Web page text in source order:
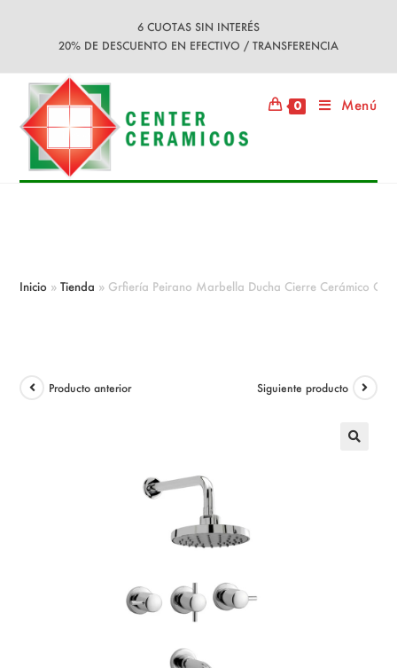
6 CUOTAS SIN INTERÉS
20% DE DESCUENTO EN EFECTIVO / TRANSFERENCIA
0 Menú
Inicio »Tienda » Grfiería Peirano Marbella Ducha Cierre Cerámico
Producto anterior Siguiente producto